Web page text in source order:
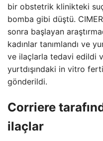
bir obstetrik klinikteki
bomba gibi düştü.
sonra başlayan
kadınlar tanımlandı ve
ve ilaçlarla tedavi edildi
yurtdışındaki in vitro
gönderildi.
Corriere
ilaçlar